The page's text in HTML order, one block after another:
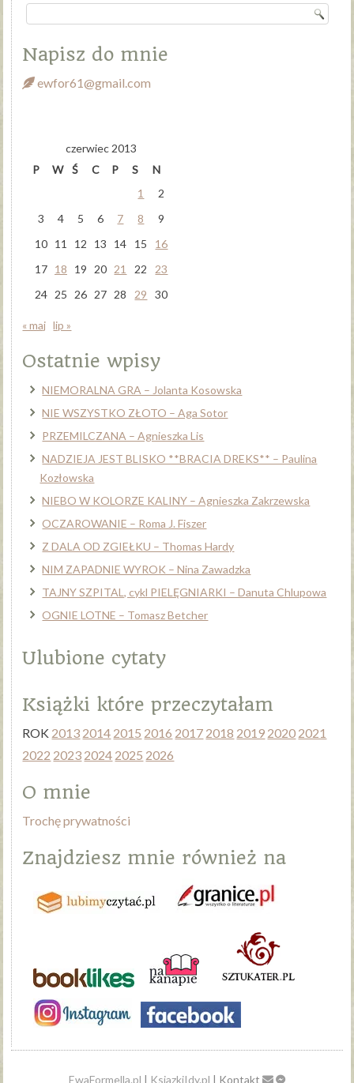
Napisz do mnie
ewfor61@gmail.com
czerwiec 2013
P
W Ś C P S
N
1
2
3
4 5 6 7 8
9
10 11 12 13 14 15
16
17 18 19 20 21 22
23
24 25 26 27 28 29 30
« maj lip »
Ostatnie wpisy
NIEMORALNA GRA – Jolanta Kosowska
NIE WSZYSTKO ZŁOTO – Aga Sotor
PRZEMILCZANA – Agnieszka Lis
NADZIEJA JEST BLISKO **BRACIA DREKS** – Paulina
Kozłowska
NIEBO W KOLORZE KALINY – Agnieszka Zakrzewska
OCZAROWANIE – Roma J. Fiszer
Z DALA OD ZGIEŁKU – Thomas Hardy
NIM ZAPADNIE WYROK – Nina Zawadzka
TAJNY SZPITAL, cykl PIELĘGNIARKI – Danuta Chlupowa
OGNIE LOTNE – Tomasz Betcher
Ulubione cytaty
Książki które przeczytałam
ROK 2013 2014 2015 2016 2017 2018 2019 2020 2021
2022 2023 2024 2025 2026
O mnie
Trochę prywatności
Znajdziesz mnie również na
EwaFormella.pl | KsiazkiIdy.pl | Kontakt